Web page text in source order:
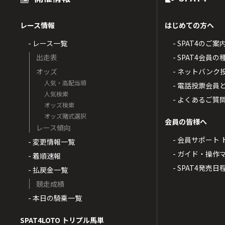
レース情報
- レース一覧
出走表
オッズ
人気・高配当順
人気検索
オッズ検索
オッズ賭式選択
レース傾向
- 変更情報一覧
- 着順速報
- 払戻金一覧
競走成績
- 本日の騎乗一覧
SPAT4LOTO トリプル馬単
はじめての方へ
- SPAT4のご案
- SPAT4会員の
- ネットバンク
- 電話投票会員
- よくあるご質
会員の皆様へ
- 会員サポート
- ガイド・操作
- SPAT4発売日